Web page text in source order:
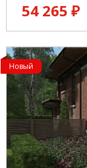
54 265 ₽
Новый